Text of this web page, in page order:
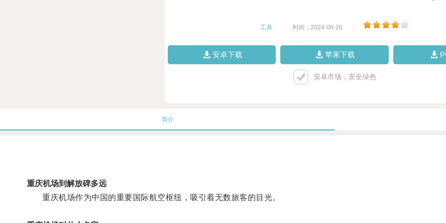
工具 时间：2024-06-26
安卓下载 苹果下载
安卓市场，安全绿色
简介
重庆机场到解放碑多远
重庆机场作为中国的重要国际航空枢纽，吸引着无数旅客的目光。